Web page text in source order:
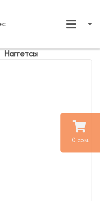
0 сом.
Наггетсы